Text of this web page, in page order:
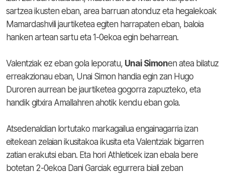
sartzea ikusten eban, area barruan atonduz eta hegalekoak
Mamardashvili jaurtiketea egiten harrapaten eban, baloia
hanken artean sartu eta 1-0ekoa egin beharrean.
Valentziak ez eban gola leporatu, Unai Simonen atea bilatuz
erreakzionau eban, Unai Simon handia egin zan Hugo
Duroren aurrean be jaurtiketea gogorra zapuzteko, eta
handik gitxira Amallahren ahotik kendu eban gola.
Atsedenaldian lortutako markagailua engainagarria izan
eitekean zelaian ikusitakoa ikusita eta Valentziak bigarren
zatian erakutsi eban. Eta hori Athleticek izan ebala bere
botetan 2-0ekoa Dani Garciak egurrera biali zeban